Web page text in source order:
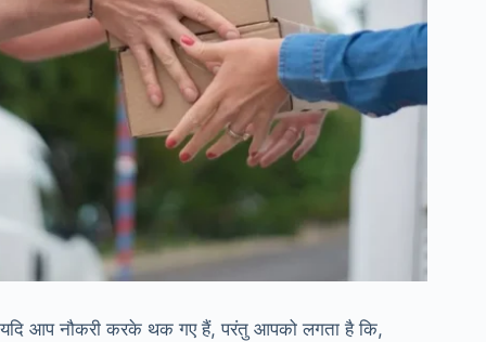
यदि आप नौकरी करके थक गए हैं, परंतु आपको लगता है कि,